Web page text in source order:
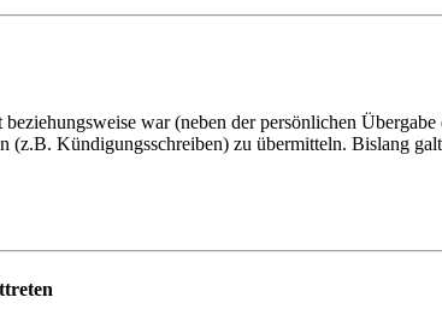
war (neben der persönlichen
(z.B. Kündigungsschreiben) zu übermitteln. Bislang